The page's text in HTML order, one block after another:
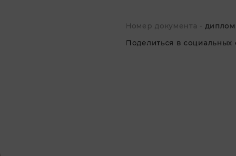
Номер документа - диплом
Поделиться в социальных